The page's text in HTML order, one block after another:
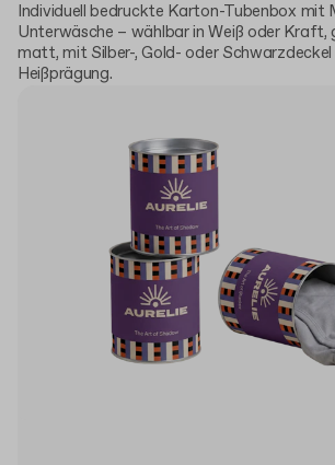
Individuell bedruckte Karton-Tubenbox mit
Unterwäsche – wählbar in Weiß oder Kraft,
matt, mit Silber-, Gold- oder Schwarzdeckel
Heißprägung.